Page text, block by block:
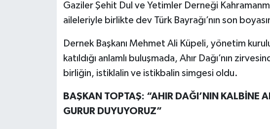
Gaziler Şehit Dul ve Yetimler Derneği
aileleriyle birlikte dev Türk Bayrağı’nın son
Dernek Başkanı Mehmet Ali Küpeli, yönetim
katıldığı anlamlı buluşmada, Ahır Dağı’nın
birliğin, istiklalin ve istikbalin simgesi oldu.
BAŞKAN TOPTAŞ: “AHIR DAĞI’NIN KALBİNE
GURUR DUYUYORUZ”